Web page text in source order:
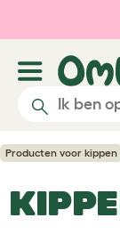
Ga naar
Producten voor kippen